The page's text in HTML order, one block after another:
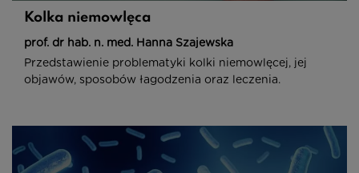
Kolka niemowlęca
prof. dr hab. n. med. Hanna Szajewska
Przedstawienie problematyki kolki niemowlęcej, jej
objawów, sposobów łagodzenia oraz leczenia.